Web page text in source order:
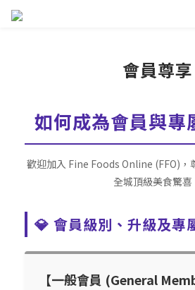
會員尊享
如何成為會員與專
歡迎加入 Fine Foods Online (FFO)，
全城頂級美食驚喜
💎 會員級別、升級及專
【一般會員 (General